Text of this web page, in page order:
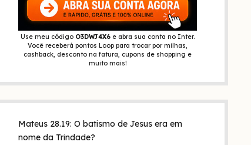
Use meu código O3DWJ4X6 e abra sua conta no Inter.
Você receberá pontos Loop para trocar por milhas,
cashback, desconto na fatura, cupons de shopping e
muito mais!
Mateus 28.19: O batismo de Jesus era em
nome da Trindade?